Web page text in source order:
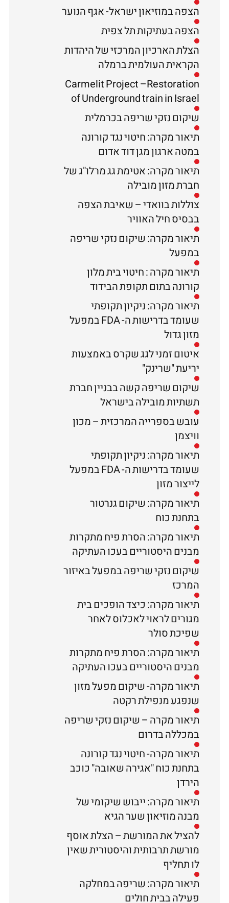
הצפה במוזיאון ישראל- אגף הנוער
הצפה בעתיקות תל צפית
הצלת הארכיון המרכזי של היהדות
הקראית העולמית ברמלה
Carmelit Project –Restoration
of Underground train in Israel
שיקום נזקי שריפה בכרמלית
תיאור מקרה: חיטוי נגד קורונה
במטה ארגון מגן דוד אדום
תיאור מקרה: אטימת גג מרלו"ג של
חברת מזון מובילה
צוללות בוואדי – שאיבת הצפה
בבסיס חיל האוויר
תיאור מקרה: שיקום נזקי שריפה
במפעל
תיאור מקרה : חיטוי בית מלון
קורונה בתום תקופת הבידוד
תיאור מקרה: ניקיון תקופתי
שעומד בדרישות ה- FDA במפעל
מזון גדול
איטום זמני לגג שקרס באמצעות
יריעת "שרינק"
שיקום שריפה קשה בבניין חברת
תשתיות מובילה בישראל
עובש בספרייה המרכזית – מכון
וויצמן
תיאור מקרה: ניקיון תקופתי
שעומד בדרישות ה- FDA במפעל
לייצור מזון
תיאור מקרה: שיקום גנרטור
בתחנת כוח
תיאור מקרה: הסרת פיח מתקרות
מבנים היסטוריים בעכו העתיקה
שיקום נזקי שריפה במפעל באיזור
המרכז
תיאור מקרה: כיצד הופכים בית
מגורים לראוי לאכלוס לאחר
שפיכת סולר
תיאור מקרה: הסרת פיח מתקרות
מבנים היסטוריים בעכו העתיקה
תיאור מקרה- שיקום מפעל מזון
שנפגע מנפילת רקטה
תיאור מקרה – שיקום נזקי שריפה
במכללה בדרום
תיאור מקרה- חיטוי נגד קורונה
בתחנת כוח "אגירה שאובה" כוכב
הירדן
תיאור מקרה: ייבוש שיקומי של
מבנה מוזיאון שער הגיא
להציל את המורשת – הצלת אוסף
מורשת תרבותית והיסטורית שאין
לו תחליף
תיאור מקרה: שריפה במחלקה
פעילה בבית חולים